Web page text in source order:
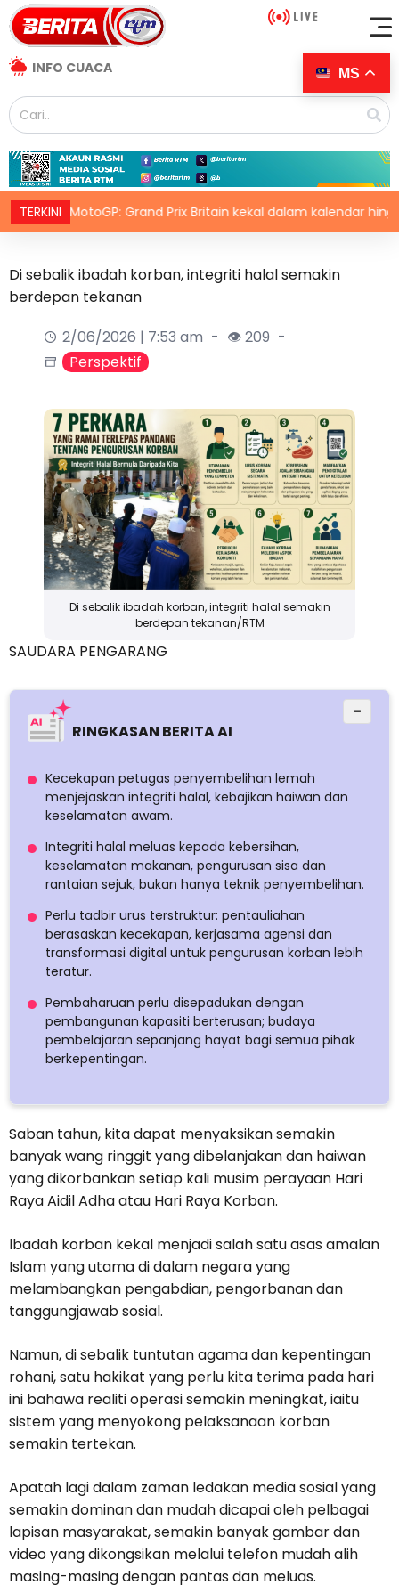
INFO CUACA
TERKINI
MotoGP: Grand Prix Britain kekal dalam kalendar hingga 2028
Di sebalik ibadah korban, integriti halal semakin
berdepan tekanan
2/06/2026 | 7:53 am
👁 209
Perspektif
Di sebalik ibadah korban, integriti halal semakin
berdepan tekanan/RTM
SAUDARA PENGARANG
RINGKASAN BERITA AI
−
Kecekapan petugas penyembelihan lemah
menjejaskan integriti halal, kebajikan haiwan dan
keselamatan awam.
Integriti halal meluas kepada kebersihan,
keselamatan makanan, pengurusan sisa dan
rantaian sejuk, bukan hanya teknik penyembelihan.
Perlu tadbir urus terstruktur: pentauliahan
berasaskan kecekapan, kerjasama agensi dan
transformasi digital untuk pengurusan korban lebih
teratur.
Pembaharuan perlu disepadukan dengan
pembangunan kapasiti berterusan; budaya
pembelajaran sepanjang hayat bagi semua pihak
berkepentingan.
Saban tahun, kita dapat menyaksikan semakin
banyak wang ringgit yang dibelanjakan dan haiwan
yang dikorbankan setiap kali musim perayaan Hari
Raya Aidil Adha atau Hari Raya Korban.
Ibadah korban kekal menjadi salah satu asas amalan
Islam yang utama di dalam negara yang
melambangkan pengabdian, pengorbanan dan
tanggungjawab sosial.
Namun, di sebalik tuntutan agama dan kepentingan
rohani, satu hakikat yang perlu kita terima pada hari
ini bahawa realiti operasi semakin meningkat, iaitu
sistem yang menyokong pelaksanaan korban
semakin tertekan.
Apatah lagi dalam zaman ledakan media sosial yang
semakin dominan dan mudah dicapai oleh pelbagai
lapisan masyarakat, semakin banyak gambar dan
video yang dikongsikan melalui telefon mudah alih
masing-masing dengan pantas dan meluas.
MS